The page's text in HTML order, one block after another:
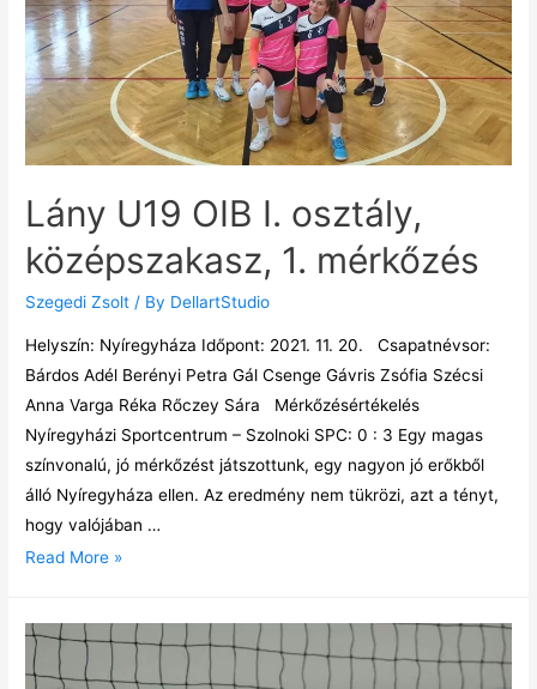
Lány U19 OIB I. osztály,
középszakasz, 1. mérkőzés
Szegedi Zsolt / By DellartStudio
Helyszín: Nyíregyháza Időpont: 2021. 11. 20. Csapatnévsor:
Bárdos Adél Berényi Petra Gál Csenge Gávris Zsófia Szécsi
Anna Varga Réka Rőczey Sára Mérkőzésértékelés
Nyíregyházi Sportcentrum – Szolnoki SPC: 0 : 3 Egy magas
színvonalú, jó mérkőzést játszottunk, egy nagyon jó erőkből
álló Nyíregyháza ellen. Az eredmény nem tükrözi, azt a tényt,
hogy valójában …
Read More »